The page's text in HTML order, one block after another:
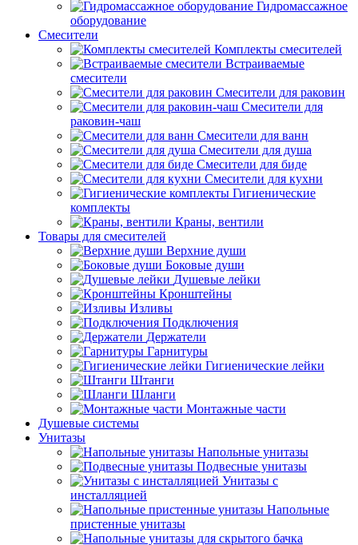
Гидромассажное
оборудование
Смесители
Комплекты смесителей
Встраиваемые
смесители
Смесители для раковин
Смесители для
раковин-чаш
Смесители для ванн
Смесители для душа
Смесители для биде
Смесители для кухни
Гигиенические
комплекты
Краны, вентили
Товары для смесителей
Верхние души
Боковые души
Душевые лейки
Кронштейны
Изливы
Подключения
Держатели
Гарнитуры
Гигиенические лейки
Штанги
Шланги
Монтажные части
Душевые системы
Унитазы
Напольные унитазы
Подвесные унитазы
Унитазы с
инсталляцией
Напольные
пристенные унитазы